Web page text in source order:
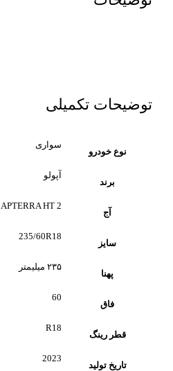
توضیحات تکمیلی
نوع خودرو
سواری
برند
آپولو
آج
APTERRA HT 2
سایز
235/60R18
پهنا
۲۳۵ میلیمتر
فاق
60
قطر رینگ
R18
تاریخ تولید
2023